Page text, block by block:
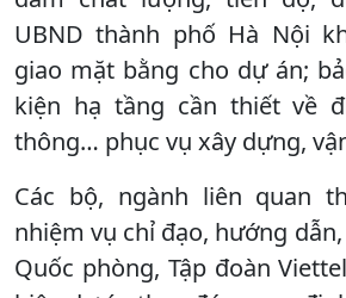
UBND thành phố Hà Nội
giao mặt bằng cho dự án;
kiện hạ tầng cần thiết về
thông… phục vụ xây dựng,
Các bộ, ngành liên quan
nhiệm vụ chỉ đạo, hướng
Quốc phòng, Tập đoàn